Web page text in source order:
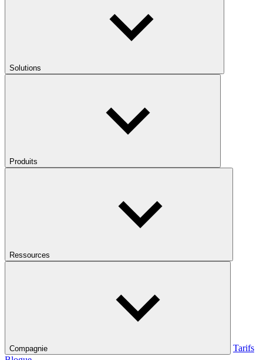
Solutions
Produits
Ressources
Compagnie
Tarifs